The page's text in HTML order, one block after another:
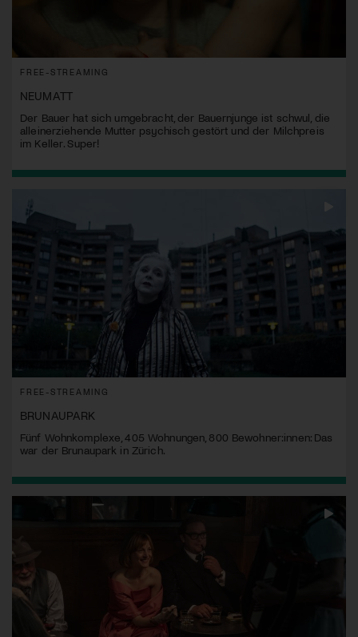
FREE-STREAMING
NEUMATT
Der Bauer hat sich umgebracht, der Bauernjunge ist schwul, die
alleinerziehende Mutter psychisch gestört und der Milchpreis
im Keller. Super!
FREE-STREAMING
BRUNAUPARK
Fünf Wohnkomplexe, 405 Wohnungen, 800 Bewohner:innen: Das
war der Brunaupark in Zürich.